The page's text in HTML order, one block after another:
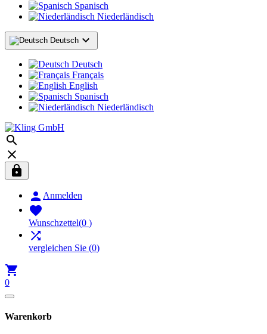
Spanisch
Niederländisch
Deutsch 
Deutsch
Français
English
Spanisch
Niederländisch



 Anmelden

Wunschzettel(0 )

vergleichen Sie (0)

0
Warenkorb